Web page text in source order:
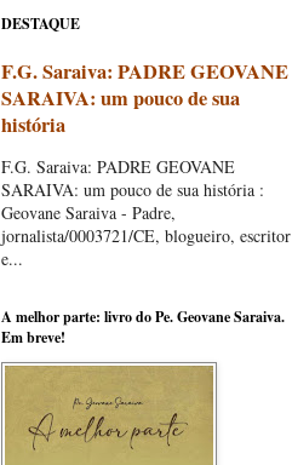
DESTAQUE
F.G. Saraiva: PADRE GEOVANE
SARAIVA: um pouco de sua
história
F.G. Saraiva: PADRE GEOVANE
SARAIVA: um pouco de sua história :
Geovane Saraiva - Padre,
jornalista/0003721/CE, blogueiro, escritor
e...
A melhor parte: livro do Pe. Geovane Saraiva.
Em breve!